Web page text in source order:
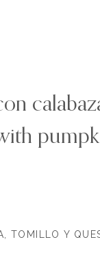
TOMILLO Y